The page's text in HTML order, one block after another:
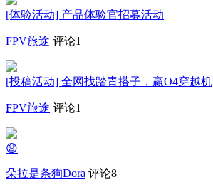
[体验活动] 产品体验官招募活动
FPV旅途 评论1
[投稿活动] 全网找踏青搭子，赢O4穿越机
FPV旅途 评论1
😧
朵拉是条狗Dora 评论8